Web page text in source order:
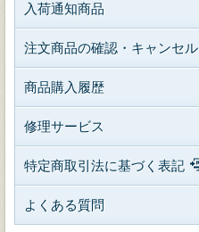
入荷通知商品
注文商品の確認・キャンセル
商品購入履歴
修理サービス
特定商取引法に基づく表記
よくある質問